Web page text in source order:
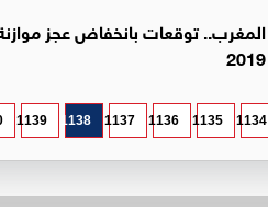
المغرب.. توقعات بانخفاض عجز
2019
1134
1135
1136
1137
1138
1139